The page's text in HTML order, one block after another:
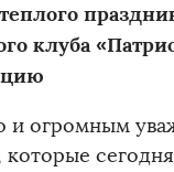
клуба
и огромным
которые